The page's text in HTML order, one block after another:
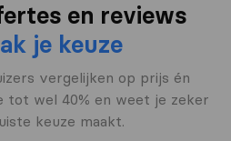
en reviews
je keuze
vergelijken op prijs én
tot wel 40% en weet je zeker
keuze maakt.